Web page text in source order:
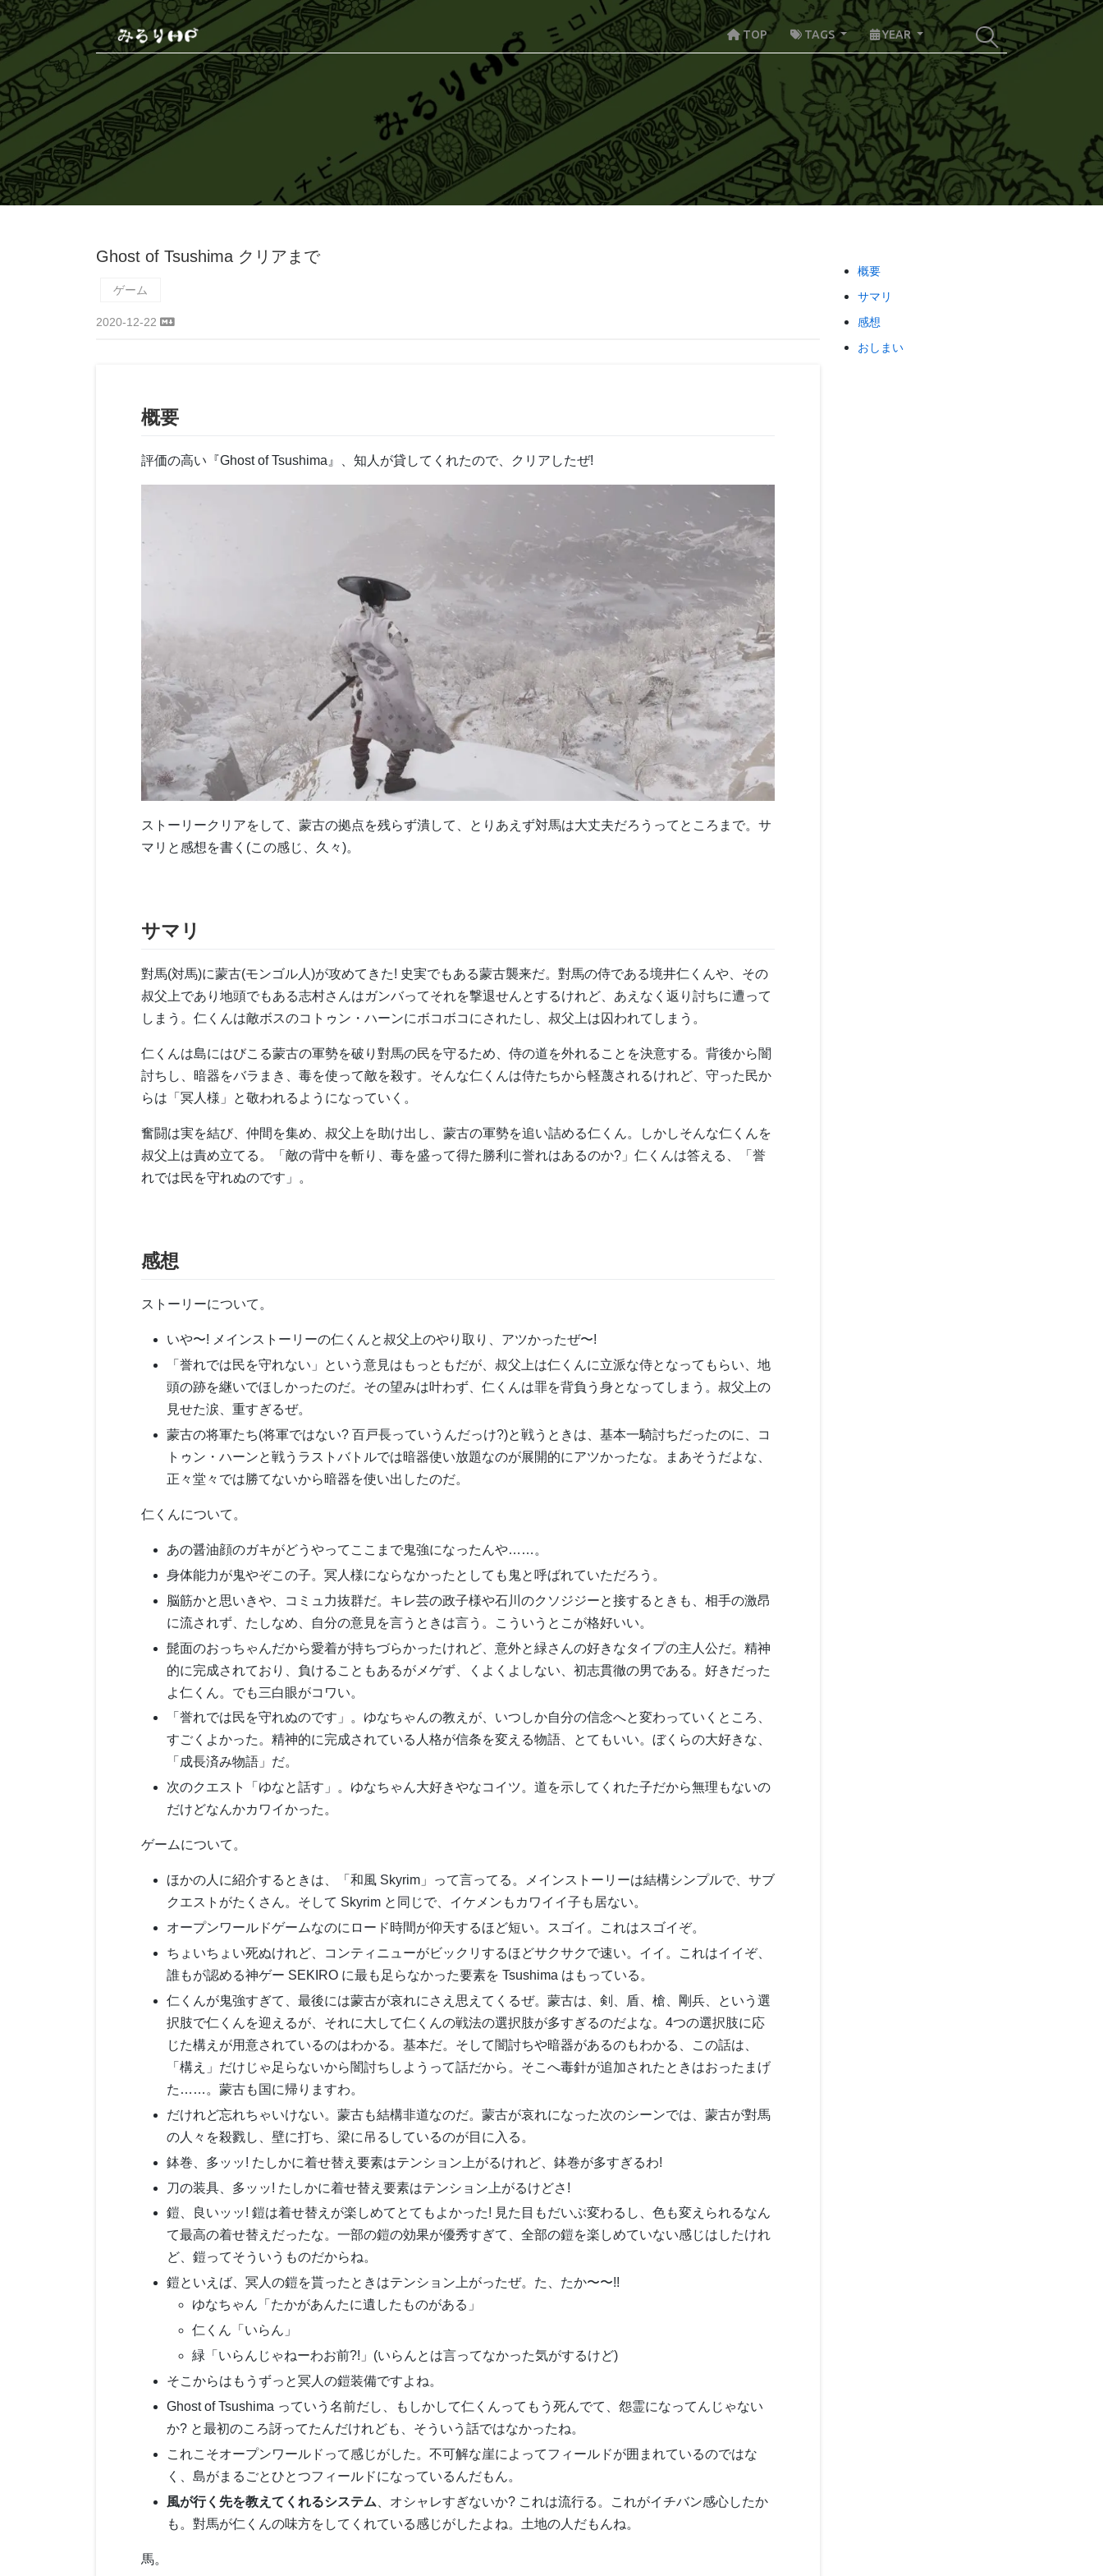
TOP TAGS YEAR
Ghost of Tsushima クリアまで
ゲーム
2020-12-22
概要
評価の高い『Ghost of Tsushima』、知人が貸してくれたので、クリアしたぜ!
ストーリークリアをして、蒙古の拠点を残らず潰して、とりあえず対馬は大丈夫だろうってところまで。サ
マリと感想を書く(この感じ、久々)。
サマリ
對馬(対馬)に蒙古(モンゴル人)が攻めてきた! 史実でもある蒙古襲来だ。對馬の侍である境井仁くんや、その
叔父上であり地頭でもある志村さんはガンバってそれを撃退せんとするけれど、あえなく返り討ちに遭って
しまう。仁くんは敵ボスのコトゥン・ハーンにボコボコにされたし、叔父上は囚われてしまう。
仁くんは島にはびこる蒙古の軍勢を破り對馬の民を守るため、侍の道を外れることを決意する。背後から闇
討ちし、暗器をバラまき、毒を使って敵を殺す。そんな仁くんは侍たちから軽蔑されるけれど、守った民か
らは「冥人様」と敬われるようになっていく。
奮闘は実を結び、仲間を集め、叔父上を助け出し、蒙古の軍勢を追い詰める仁くん。しかしそんな仁くんを
叔父上は責め立てる。「敵の背中を斬り、毒を盛って得た勝利に誉れはあるのか?」仁くんは答える、「誉
れでは民を守れぬのです」。
感想
ストーリーについて。
いや〜! メインストーリーの仁くんと叔父上のやり取り、アツかったぜ〜!
「誉れでは民を守れない」という意見はもっともだが、叔父上は仁くんに立派な侍となってもらい、地
頭の跡を継いでほしかったのだ。その望みは叶わず、仁くんは罪を背負う身となってしまう。叔父上の
見せた涙、重すぎるぜ。
蒙古の将軍たち(将軍ではない? 百戸長っていうんだっけ?)と戦うときは、基本一騎討ちだったのに、コ
トゥン・ハーンと戦うラストバトルでは暗器使い放題なのが展開的にアツかったな。まあそうだよな、
正々堂々では勝てないから暗器を使い出したのだ。
仁くんについて。
あの醤油顔のガキがどうやってここまで鬼強になったんや……。
身体能力が鬼やぞこの子。冥人様にならなかったとしても鬼と呼ばれていただろう。
脳筋かと思いきや、コミュ力抜群だ。キレ芸の政子様や石川のクソジジーと接するときも、相手の激昂
に流されず、たしなめ、自分の意見を言うときは言う。こういうとこが格好いい。
髭面のおっちゃんだから愛着が持ちづらかったけれど、意外と緑さんの好きなタイプの主人公だ。精神
的に完成されており、負けることもあるがメゲず、くよくよしない、初志貫徹の男である。好きだった
よ仁くん。でも三白眼がコワい。
「誉れでは民を守れぬのです」。ゆなちゃんの教えが、いつしか自分の信念へと変わっていくところ、
すごくよかった。精神的に完成されている人格が信条を変える物語、とてもいい。ぼくらの大好きな、
「成長済み物語」だ。
次のクエスト「ゆなと話す」。ゆなちゃん大好きやなコイツ。道を示してくれた子だから無理もないの
だけどなんかカワイかった。
ゲームについて。
ほかの人に紹介するときは、「和風 Skyrim」って言ってる。メインストーリーは結構シンプルで、サブ
クエストがたくさん。そして Skyrim と同じで、イケメンもカワイイ子も居ない。
オープンワールドゲームなのにロード時間が仰天するほど短い。スゴイ。これはスゴイぞ。
ちょいちょい死ぬけれど、コンティニューがビックリするほどサクサクで速い。イイ。これはイイぞ、
誰もが認める神ゲー SEKIRO に最も足らなかった要素を Tsushima はもっている。
仁くんが鬼強すぎて、最後には蒙古が哀れにさえ思えてくるぜ。蒙古は、剣、盾、槍、剛兵、という選
択肢で仁くんを迎えるが、それに大して仁くんの戦法の選択肢が多すぎるのだよな。4つの選択肢に応
じた構えが用意されているのはわかる。基本だ。そして闇討ちや暗器があるのもわかる、この話は、
「構え」だけじゃ足らないから闇討ちしようって話だから。そこへ毒針が追加されたときはおったまげ
た……。蒙古も国に帰りますわ。
だけれど忘れちゃいけない。蒙古も結構非道なのだ。蒙古が哀れになった次のシーンでは、蒙古が對馬
の人々を殺戮し、壁に打ち、梁に吊るしているのが目に入る。
鉢巻、多ッッ! たしかに着せ替え要素はテンション上がるけれど、鉢巻が多すぎるわ!
刀の装具、多ッッ! たしかに着せ替え要素はテンション上がるけどさ!
鎧、良いッッ! 鎧は着せ替えが楽しめてとてもよかった! 見た目もだいぶ変わるし、色も変えられるなん
て最高の着せ替えだったな。一部の鎧の効果が優秀すぎて、全部の鎧を楽しめていない感じはしたけれ
ど、鎧ってそういうものだからね。
鎧といえば、冥人の鎧を貰ったときはテンション上がったぜ。た、たか〜〜!!
ゆなちゃん「たかがあんたに遺したものがある」
仁くん「いらん」
緑「いらんじゃねーわお前?!」(いらんとは言ってなかった気がするけど)
そこからはもうずっと冥人の鎧装備ですよね。
Ghost of Tsushima っていう名前だし、もしかして仁くんってもう死んでて、怨霊になってんじゃない
か? と最初のころ訝ってたんだけれども、そういう話ではなかったね。
これこそオープンワールドって感じがした。不可解な崖によってフィールドが囲まれているのではな
く、島がまるごとひとつフィールドになっているんだもん。
風が行く先を教えてくれるシステム 、オシャレすぎないか? これは流行る。これがイチバン感心したか
も。對馬が仁くんの味方をしてくれている感じがしたよね。土地の人だもんね。
馬。
概要
サマリ
感想
おしまい